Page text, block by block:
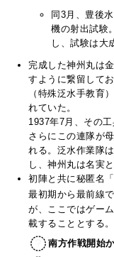
同3月、豊後
機の射出試験
し、試験は大
完成した神州丸は
すように繋留して
（特殊泛水手教育
れていた。
1937年7月、その
さらにこの連隊が
れる。泛水作業隊
し、神州丸は名実
初陣と共に秘匿名
最初期から最前線
が、ここではゲー
載することとする。
南方作戦開始